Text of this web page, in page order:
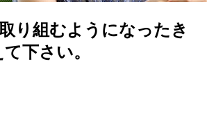
り組むようになったき
下さい。